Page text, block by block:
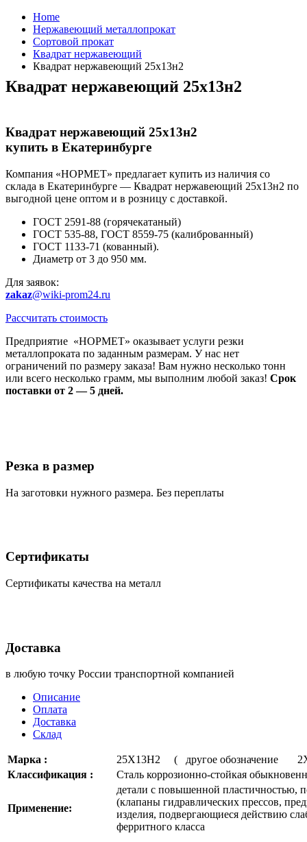
Home
Нержавеющий металлопрокат
Сортовой прокат
Квадрат нержавеющий
Квадрат нержавеющий 25х13н2
Квадрат нержавеющий 25х13н2
Квадрат нержавеющий 25х13н2
купить в Екатеринбурге
Компания «НОРМЕТ» предлагает купить из наличия со
склада в Екатеринбурге — Квадрат нержавеющий 25х13н2 по
выгодной цене оптом и в розницу с доставкой.
ГОСТ 2591-88 (горячекатаный)
ГОСТ 535-88, ГОСТ 8559-75 (калиброванный)
ГОСТ 1133-71 (кованный).
Диаметр от 3 до 950 мм.
Для заявок:
zakaz@wiki-prom24.ru
Рассчитать стоимость
Предприятие «НОРМЕТ» оказывает услуги резки
металлопроката по заданным размерам. У нас нет
ограничений по размеру заказа! Вам нужно несколько тонн
или всего несколько грамм, мы выполним любой заказ! Срок
поставки от 2 — 5 дней.
Резка в размер
На заготовки нужного размера. Без переплаты
Сертификаты
Сертификаты качества на металл
Доставка
в любую точку России транспортной компанией
Описание
Оплата
Доставка
Склад
Марка :
25Х13Н2 ( другое обозначение
Классификация :
Сталь коррозионно-стойкая
Применение:
детали с повышенной пластичностью,
(клапаны гидравлических прессов,
изделия, подвергающиеся действию
ферритного класса